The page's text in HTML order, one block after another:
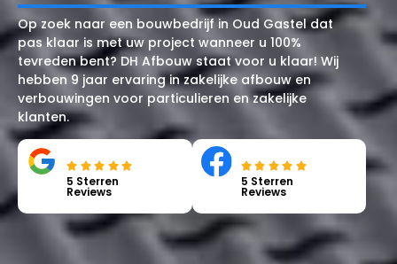
Op zoek naar een bouwbedrijf in Oud Gastel dat
pas klaar is met uw project wanneer u 100%
tevreden bent? DH Afbouw staat voor u klaar! Wij
hebben 9 jaar ervaring in zakelijke afbouw en
verbouwingen voor particulieren en zakelijke
klanten.
5 Sterren
Reviews
5 Sterren
Reviews